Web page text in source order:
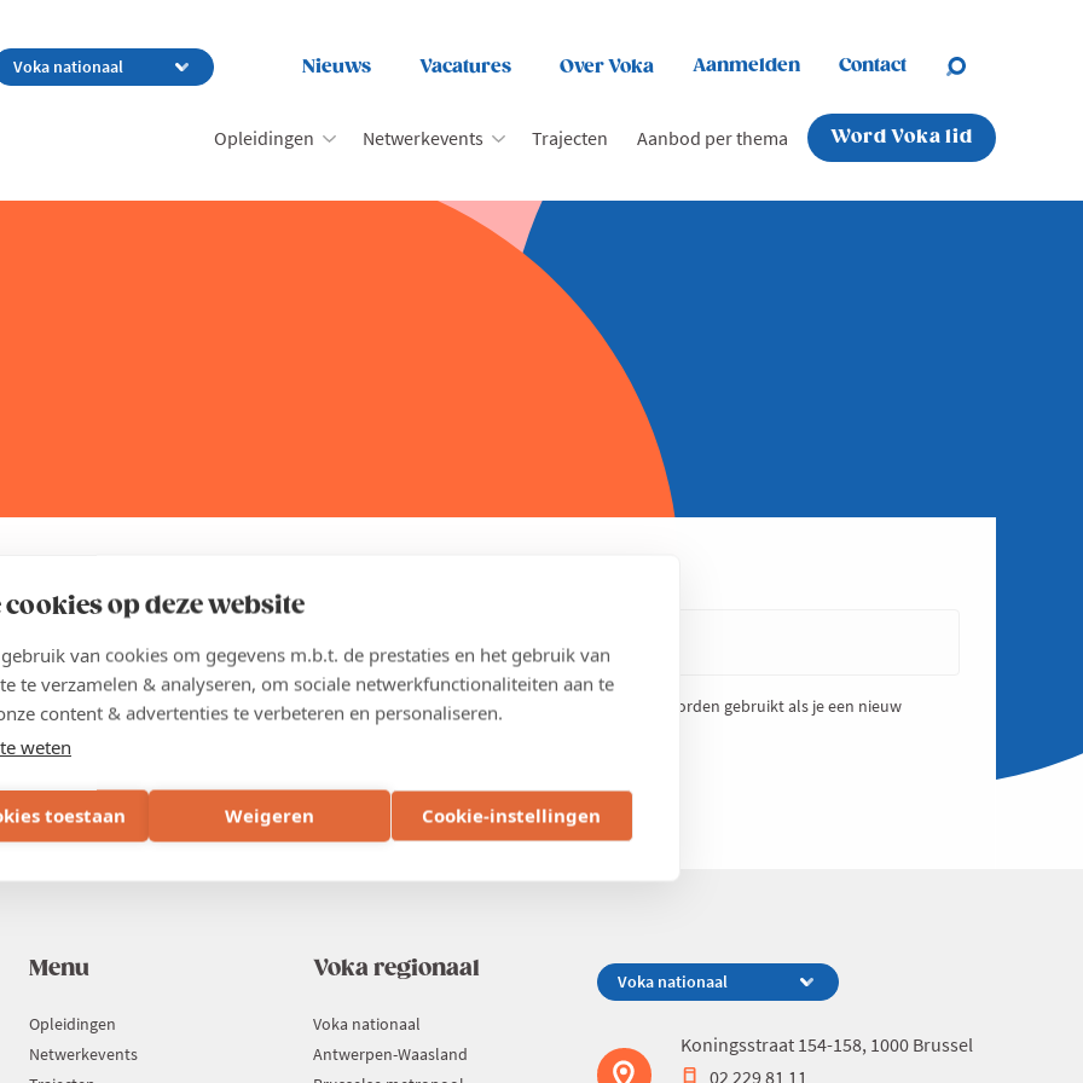
cookies op deze website
van cookies om gegevens m.b.t. de prestaties en het gebruik van
te verzamelen & analyseren, om sociale netwerkfunctionaliteiten aan te
content & advertenties te verbeteren en personaliseren.
weten
toestaan Weigeren Cookie-instellingen
Nieuws Vacatures Over Voka Aanmelden Contact
Opleidingen Netwerkevents Trajecten Aanbod per thema Word Voka lid
verzonden naar dit adres. Het e-mail adres wordt niet publiek gemaakt en zal enkel worden gebruikt als je een nieuw
wenst te krijgen via e-mail.
Menu
Opleidingen
Netwerkevents
Voka regionaal
Voka nationaal
Antwerpen-Waasland
Koningsstraat 154-158, 1000 Brussel
02 229 81 11